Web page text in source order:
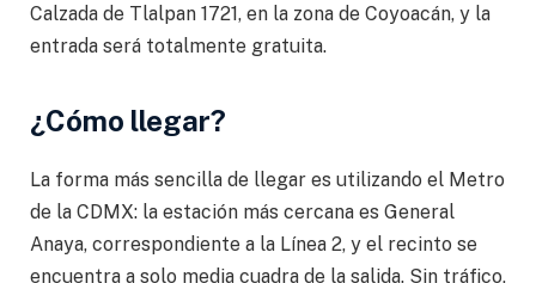
Calzada de Tlalpan 1721, en la zona de Coyoacán, y la
entrada será totalmente gratuita.
¿Cómo llegar?
La forma más sencilla de llegar es utilizando el Metro
de la CDMX: la estación más cercana es General
Anaya, correspondiente a la Línea 2, y el recinto se
encuentra a solo media cuadra de la salida. Sin tráfico,